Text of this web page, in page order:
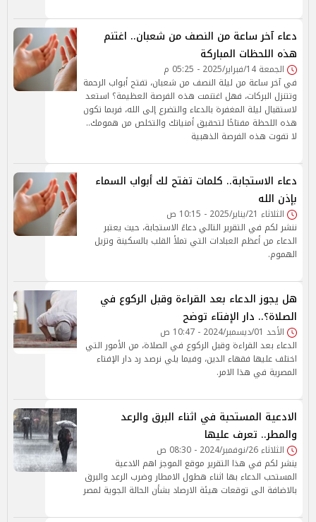
دعاء آخر ساعة من النصف من شعبان.. اغتنم
هذه اللحظات المباركة
الجمعة 14/فبراير/2025 - 05:25 م
في آخر ساعة من ليلة النصف من شعبان، تفتح أبواب الرحمة
وتتنزل البركات، فهل اغتنمت هذه الفرصة العظيمة؟ استعد
لاستقبال ليلة المغفرة بالدعاء والتضرع إلى الله، فربما تكون
هذه اللحظة مفتاحًا لتحقيق أمنياتك والتخلص من همومك..
لا تفوت هذه الفرصة الذهبية
دعاء الاستجابة.. كلمات تفتح لك أبواب السماء
بإذن الله
الثلاثاء 21/يناير/2025 - 10:15 ص
ننشر لكم في التقرير التالي دعاءً الاستجابة، حيث يعتبر
الدعاء من أعظم العبادات التي تملأ القلب بالسكينة وتزيل
الهموم.
هل يجوز الدعاء بعد القراءة وقبل الركوع في
الصلاة؟.. دار الإفتاء توضح
الأحد 01/ديسمبر/2024 - 10:47 ص
الدعاء بعد القراءة وقبل الركوع في الصلاة، من الأمور التي
اختلف عليها فقهاء الدين، وفيما يلي نرصد رد دار الإفتاء
المصرية في هذا الامر.
الادعية المستحبة في اثناء البرق والرعد
والمطر.. تعرف عليها
الثلاثاء 26/نوفمبر/2024 - 08:30 ص
ينشر لكم في هذا التقرير موقع الموجز اهم الادعية
المستحب الدعاء بها اثناء هطول الامطار وضرب الرعد والبرق
بالاضافة الى توقعات هيئة الارصاد بشأن الحالة الجوية لمصر